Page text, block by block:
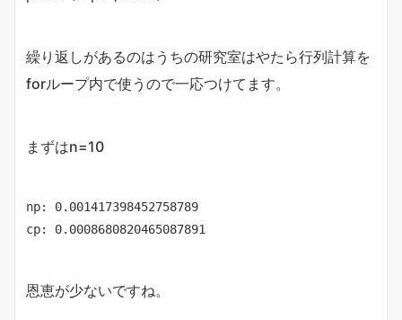
繰り返しがあるのはうちの研究室はやたら行列計算を
forループ内で使うので一応つけてます。
まずはn=10
np: 0.001417398452758789
恩恵が少ないですね。